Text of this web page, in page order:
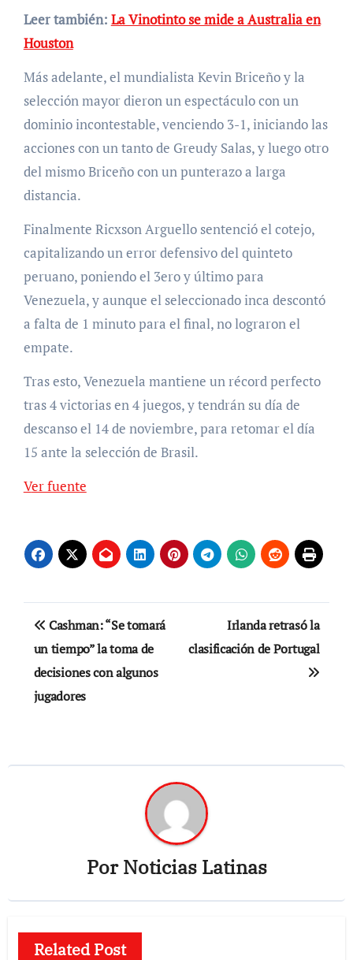
Leer también: La Vinotinto se mide a Australia en
Houston
Más adelante, el mundialista Kevin Briceño y la
selección mayor dieron un espectáculo con un
dominio incontestable, venciendo 3-1, iniciando las
acciones con un tanto de Greudy Salas, y luego otro
del mismo Briceño con un punterazo a larga
distancia.
Finalmente Ricxson Arguello sentenció el cotejo,
capitalizando un error defensivo del quinteto
peruano, poniendo el 3ero y último para
Venezuela, y aunque el seleccionado inca descontó
a falta de 1 minuto para el final, no lograron el
empate.
Tras esto, Venezuela mantiene un récord perfecto
tras 4 victorias en 4 juegos, y tendrán su día de
descanso el 14 de noviembre, para retomar el día
15 ante la selección de Brasil.
Ver fuente
Navegación
de
entradas
Cashman: “Se tomará
un tiempo” la toma de
decisiones con algunos
jugadores
Irlanda retrasó la
clasificación de Portugal
PorNoticias Latinas
Related Post